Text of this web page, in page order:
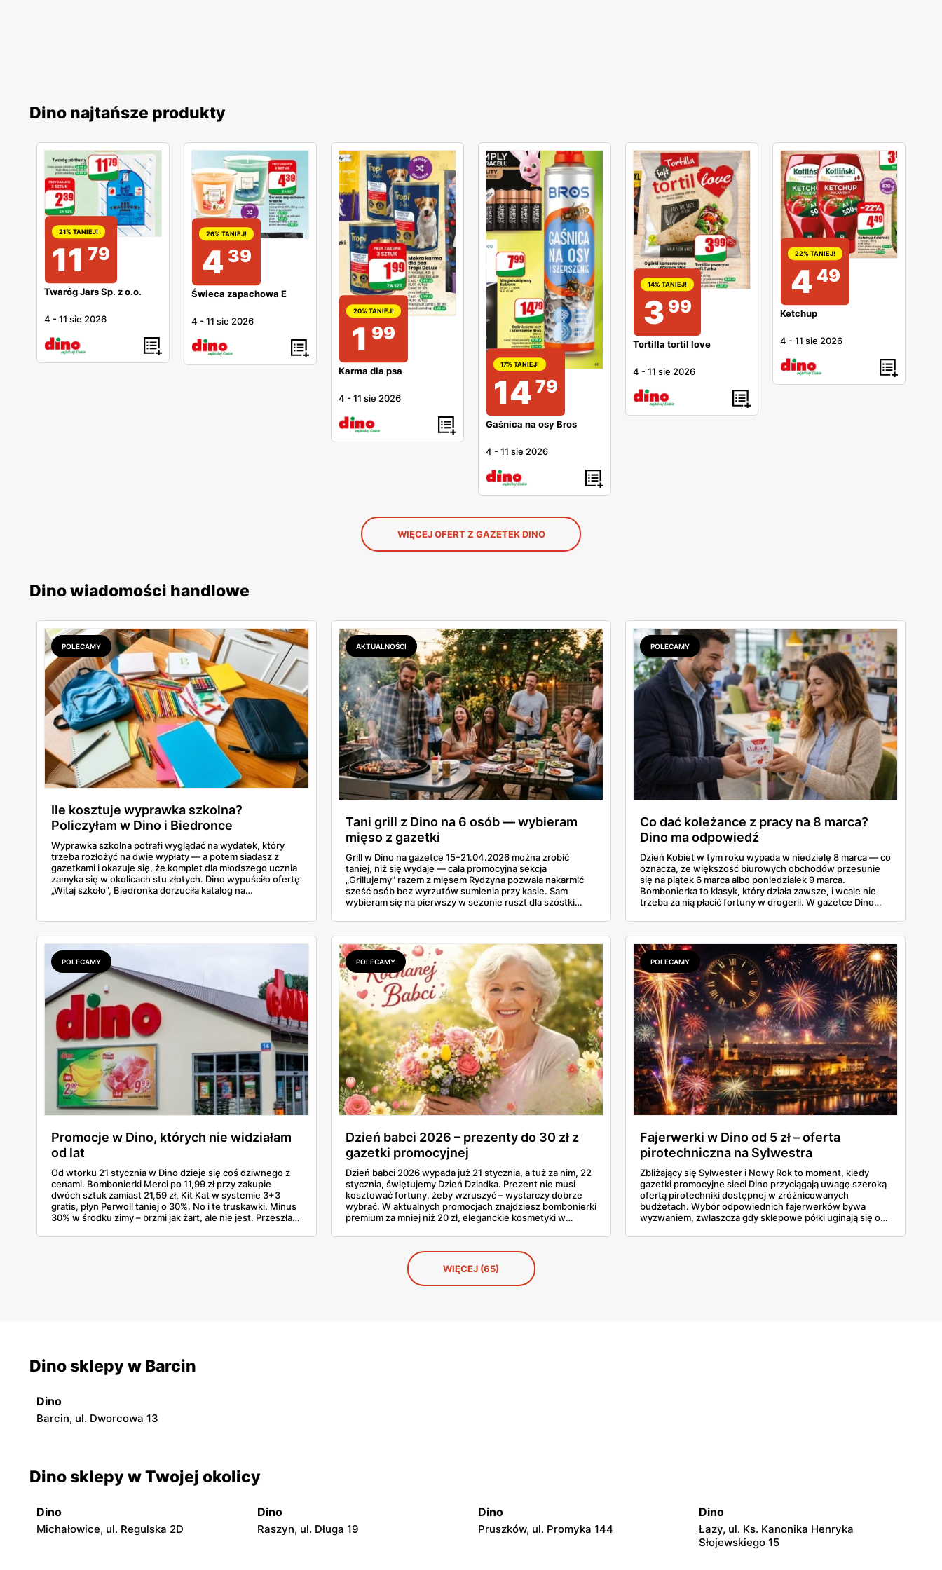
Dino najtańsze produkty
21% TANIEJ!
11 79
Twaróg Jars Sp. z o.o.
4 -11 sie 2026
26% TANIEJ!
4 39
Świeca zapachowa E
4 -11 sie 2026
20% TANIEJ!
1 99
Karma dla psa
4 -11 sie 2026
17% TANIEJ!
14 79
Gaśnica na osy Bros
4 -11 sie 2026
14% TANIEJ!
3 99
Tortilla tortil love
4 -11 sie 2026
22% TANIEJ!
4 49
Ketchup
4 -11 sie 2026
WIĘCEJ OFERT Z GAZETEK DINO
Dino wiadomości handlowe
POLECAMY
Ile kosztuje wyprawka szkolna?
Policzyłam w Dino i Biedronce
Wyprawka szkolna potrafi wyglądać na wydatek, który
trzeba rozłożyć na dwie wypłaty — a potem siadasz z
gazetkami i okazuje się, że komplet dla młodszego ucznia
zamyka się w okolicach stu złotych. Dino wypuściło ofertę
„Witaj szkoło", Biedronka dorzuciła katalog na
piórniki, plecaki, farby, kleje. Poniżej cała lista przyborów
szkolnych z cenami i terminami.
AKTUALNOŚCI
Tani grill z Dino na 6 osób — wybieram
mięso z gazetki
Grill w Dino na gazetce 15–21.04.2026 można zrobić
taniej, niż się wydaje — cała promocyjna sekcja
„Grillujemy" razem z mięsem Rydzyna pozwala nakarmić
sześć osób bez wyrzutów sumienia przy kasie. Sam
wybieram się na pierwszy w sezonie ruszt dla szóstki
porannej kawie. Kiełbasa Biesiadna za 11,99 zł,
marynowane udko z kurczaka po 15,99 zł za kilogram,
szynka wykwintna Rydzyna po 37,99. Sprawdzam, co
naprawdę wchodzi do koszyka, a co lepiej zostawić na
półce.
POLECAMY
Co dać koleżance z pracy na 8 marca?
Dino ma odpowiedź
Dzień Kobiet w tym roku wypada w niedzielę 8 marca — co
oznacza, że większość biurowych obchodów przesunie
się na piątek 6 marca albo poniedziałek 9 marca.
Bombonierka to klasyk, który działa zawsze, i wcale nie
trzeba za nią płacić fortuny w drogerii. W gazetce Dino
Rocher, Lindora i kilka innych markowych propozycji w
cenach, które robią różnicę. Zdążysz spokojnie — masz
cały tydzień.
POLECAMY
Promocje w Dino, których nie widziałam
od lat
Od wtorku 21 stycznia w Dino dzieje się coś dziwnego z
cenami. Bombonierki Merci po 11,99 zł przy zakupie
dwóch sztuk zamiast 21,59 zł, Kit Kat w systemie 3+3
gratis, płyn Perwoll taniej o 30%. No i te truskawki. Minus
30% w środku zimy – brzmi jak żart, ale nie jest. Przeszłam
opłacalne rzeczy, których szkoda byłoby nie kupić.
POLECAMY
Dzień babci 2026 – prezenty do 30 zł z
gazetki promocyjnej
Dzień babci 2026 wypada już 21 stycznia, a tuż za nim, 22
stycznia, świętujemy Dzień Dziadka. Prezent nie musi
kosztować fortuny, żeby wzruszyć – wystarczy dobrze
wybrać. W aktualnych promocjach znajdziesz bombonierki
premium za mniej niż 20 zł, eleganckie kosmetyki w
uwielbia. Sprawdź, co warto kupić teraz, póki półki
POLECAMY
Fajerwerki w Dino od 5 zł – oferta
pirotechniczna na Sylwestra
Zbliżający się Sylwester i Nowy Rok to moment, kiedy
gazetki promocyjne sieci Dino przyciągają uwagę szeroką
ofertą pirotechniki dostępnej w zróżnicowanych
budżetach. Wybór odpowiednich fajerwerków bywa
wyzwaniem, zwłaszcza gdy sklepowe półki uginają się od
klasycznych zestawów rakiet, a różnice w cenie nie
WIĘCEJ (65)
Dino sklepy w Barcin
Dino
Barcin, ul. Dworcowa 13
Dino sklepy w Twojej okolicy
Dino
Michałowice, ul. Regulska 2D
Dino
Raszyn, ul. Długa 19
Dino
Pruszków, ul. Promyka 144
Dino
Łazy, ul. Ks. Kanonika Henryka
Słojewskiego 15